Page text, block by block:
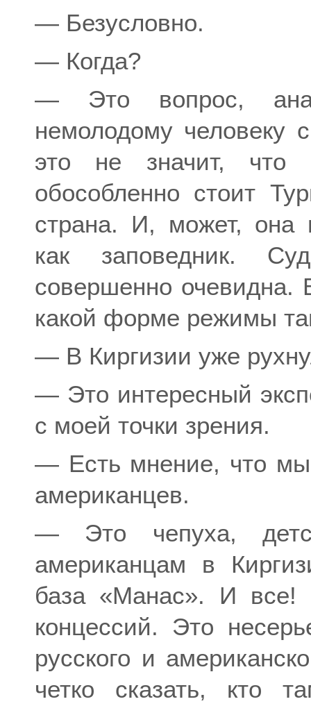
— Безусловно.
— Когда?
— Это вопрос,
немолодому человеку
это не значит, что
обособленно стоит
страна. И, может, она
как заповедник.
совершенно очевидна.
какой форме режимы
— В Киргизии уже
— Это интересный
с моей точки зрения.
— Есть мнение, что мы
американцев.
— Это чепуха,
американцам в
база «Манас». И
концессий. Это
русского и
четко сказать, кто